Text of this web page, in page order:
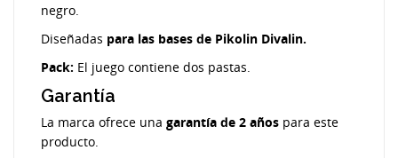
negro.
Diseñadas para las bases de Pikolin Divalin.
Pack: El juego contiene dos pastas.
Garantía
La marca ofrece una garantía de 2 años para este
producto.